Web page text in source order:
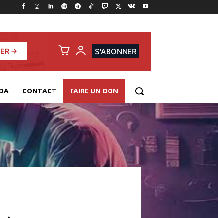
→ S'ABONNER
CONTACT FAIRE UN DON